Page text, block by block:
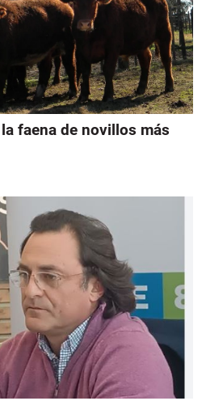
faena de novillos más